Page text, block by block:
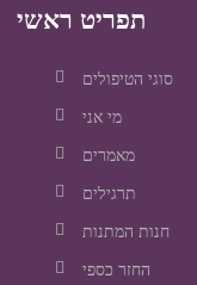
תפריט ראשי
סוגי הטיפולים
מי אני
מאמרים
תרגילים
חנות המתנות
החזר כספי